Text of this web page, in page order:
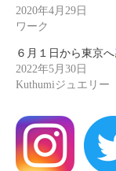
2020年4月29日
ワーク
６月１日から東京へ
2022年5月30日
Kuthumiジュエリー